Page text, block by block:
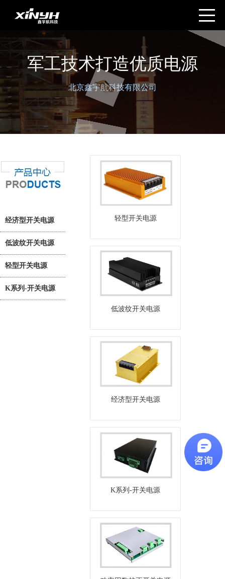
军工技术打造优质电源
北京鑫宇航科技有限公司
经济型开关电源
低波纹开关电源
轻型开关电源
K系列-开关电源
轻型开关电源
低波纹开关电源
经济型开关电源
K系列-开关电源